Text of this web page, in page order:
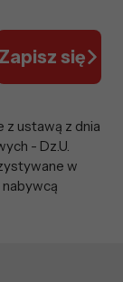
Zapisz się
z ustawą z dnia
- Dz.U.
w